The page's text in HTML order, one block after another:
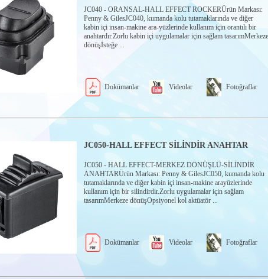
JC040 - ORANSAL-HALL EFFECT ROCKERÜrün Markası:
Penny & GilesJC040, kumanda kolu tutamaklarında ve diğer
kabin içi insan-makine ara-yüzlerinde kullanım için orantılı bir
anahtardır.Zorlu kabin içi uygulamalar için sağlam tasarımMerkeze
dönüşİsteğe ...
Dokümanlar Videolar Fotoğraflar
JC050-HALL EFFECT SİLİNDİR ANAHTAR
JC050 - HALL EFFECT-MERKEZ DÖNÜŞLÜ-SİLİNDİR
ANAHTARÜrün Markası: Penny & GilesJC050, kumanda kolu
tutamaklarında ve diğer kabin içi insan-makine arayüzlerinde
kullanım için bir silindirdir.Zorlu uygulamalar için sağlam
tasarımMerkeze dönüşOpsiyonel kol aktüatör ...
Dokümanlar Videolar Fotoğraflar